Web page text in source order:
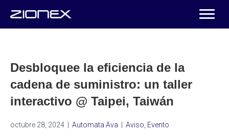
Desbloquee la eficiencia de la
cadena de suministro: un taller
interactivo @ Taipei, Taiwán
octubre 28, 2024 Automata Ava Aviso Evento